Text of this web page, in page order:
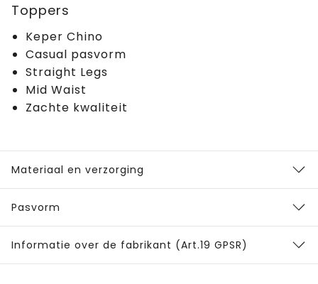
Toppers
Keper Chino
Casual pasvorm
Straight Legs
Mid Waist
Zachte kwaliteit
Materiaal en verzorging
Pasvorm
Informatie over de fabrikant (Art.19 GPSR)